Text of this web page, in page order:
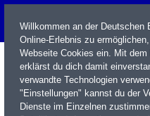
Willkommen an der Deutschen
Online-Erlebnis zu
Webseite Cookies ein. Mit
erklärst du dich damit
verwandte Technologien
"Einstellungen" kannst du der
Dienste im Einzelnen